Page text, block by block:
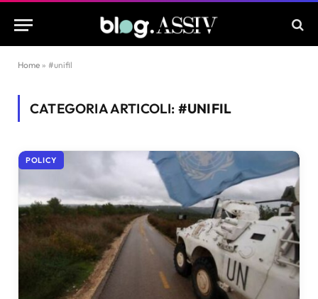
Home » #unifil
CATEGORIA ARTICOLI: #UNIFIL
POLICY